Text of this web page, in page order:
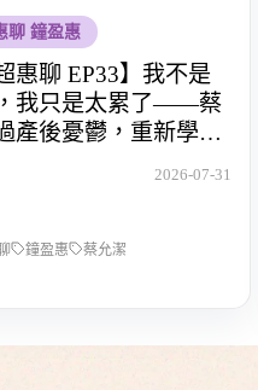
聊 鐘盈惠
惠聊 EP33】我不是
我只是太累了——蔡
產後憂鬱，重新學會
2026-07-31
鐘盈惠 蔡允潔